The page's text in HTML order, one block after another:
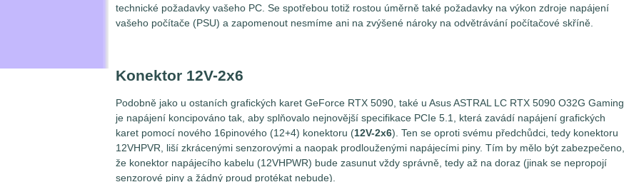
technické požadavky vašeho PC. Se spotřebou totiž rostou úměrně také požadavky na výkon zdroje napájení
vašeho počítače (PSU) a zapomenout nesmíme ani na zvýšené nároky na odvětrávání počítačové skříně.
Konektor 12V-2x6
Podobně jako u ostaních grafických karet GeForce RTX 5090, také u Asus ASTRAL LC RTX 5090 O32G Gaming
je napájení koncipováno tak, aby splňovalo nejnovější specifikace PCIe 5.1, která zavádí napájení grafických
karet pomocí nového 16pinového (12+4) konektoru (12V-2x6). Ten se oproti svému předchůdci, tedy konektoru
12VHPVR, liší zkrácenými senzorovými a naopak prodlouženými napájecími piny. Tím by mělo být zabezpečeno,
že konektor napájecího kabelu (12VHPWR) bude zasunut vždy správně, tedy až na doraz (jinak se nepropojí
senzorové piny a žádný proud protékat nebude).